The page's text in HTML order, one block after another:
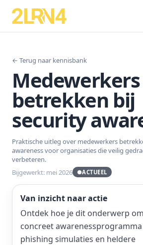
← Terug naar kennisbank
Medewerkers
betrekken bij
security
Praktische uitleg over medewerkers
awareness voor organisaties die veilig
verbeteren.
Bijgewerkt: mei 2026
●ACTUEEL
Van inzicht naar actie
Ontdek hoe je dit onderwerp
concreet
phishing simulaties en heldere